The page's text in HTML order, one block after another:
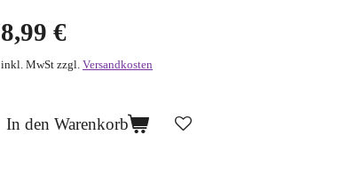
8,99 €
inkl. MwSt zzgl. Versandkosten
In den Warenkorb